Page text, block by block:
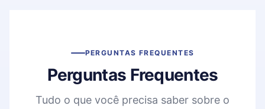
PERGUNTAS FREQUENTES
Perguntas Frequentes
Tudo o que você precisa saber sobre o